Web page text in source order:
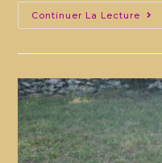
Continuer La Lecture